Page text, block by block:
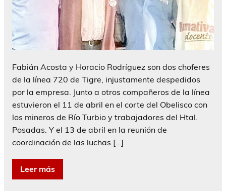
Fabián Acosta y Horacio Rodríguez son dos choferes
de la línea 720 de Tigre, injustamente despedidos
por la empresa. Junto a otros compañeros de la línea
estuvieron el 11 de abril en el corte del Obelisco con
los mineros de Río Turbio y trabajadores del Htal.
Posadas. Y el 13 de abril en la reunión de
coordinación de las luchas […]
Leer más